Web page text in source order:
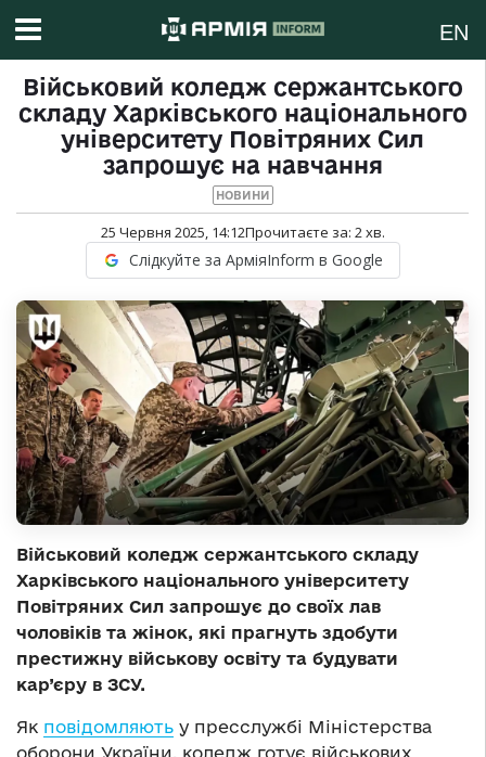
EN
Військовий коледж сержантського
складу Харківського національного
університету Повітряних Сил
запрошує на навчання
НОВИНИ
25 Червня 2025, 14:12Прочитаєте за: 2хв.
Слідкуйте за АрміяInform в Google
Військовий коледж сержантського складу
Харківського національного університету
Повітряних Сил запрошує до своїх лав
чоловіків та жінок, які прагнуть здобути
престижну військову освіту та будувати
кар’єру в ЗСУ.
Як повідомляють у пресслужбі Міністерства
оборони України, коледж готує військових